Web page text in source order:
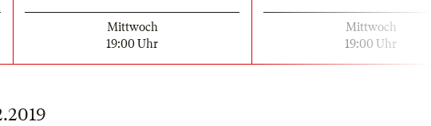
Mittwoch
19:00 Uhr
Mittwoch
19:00 Uhr